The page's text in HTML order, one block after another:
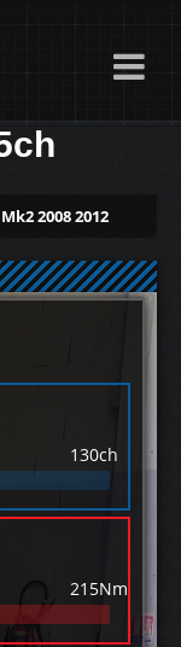
2008 2012
130ch
215Nm